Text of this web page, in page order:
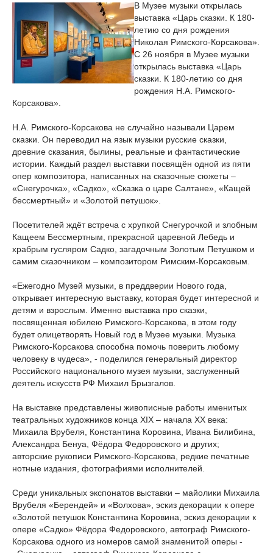
В Музее музыки открылась
выставка «Царь сказки. К 180-
летию со дня рождения
Николая Римского-Корсакова».
С 26 ноября в Музее музыки
открылась выставка «Царь
сказки. К 180-летию со дня
рождения Н.А. Римского-
Корсакова».
Н.А. Римского-Корсакова не случайно называли Царем
сказки. Он переводил на язык музыки русские сказки,
древние сказания, былины, реальные и фантастические
истории. Каждый раздел выставки посвящён одной из пяти
опер композитора, написанных на сказочные сюжеты –
«Снегурочка», «Садко», «Сказка о царе Салтане», «Кащей
бессмертный» и «Золотой петушок».
Посетителей ждёт встреча с хрупкой Снегурочкой и злобным
Кащеем Бессмертным, прекрасной царевной Лебедь и
храбрым гусляром Садко, загадочным Золотым Петушком и
самим сказочником – композитором Римским-Корсаковым.
«Ежегодно Музей музыки, в преддверии Нового года,
открывает интересную выставку, которая будет интересной и
детям и взрослым. Именно выставка про сказки,
посвященная юбилею Римского-Корсакова, в этом году
будет олицетворять Новый год в Музее музыки. Музыка
Римского-Корсакова способна помочь поверить любому
человеку в чудеса», - поделился генеральный директор
Российского национального музея музыки, заслуженный
деятель искусств РФ Михаил Брызгалов.
На выставке представлены живописные работы именитых
театральных художников конца XIX – начала XX века:
Михаила Врубеля, Константина Коровина, Ивана Билибина,
Александра Бенуа, Фёдора Федоровского и других;
авторские рукописи Римского-Корсакова, редкие печатные
нотные издания, фотографиями исполнителей.
Среди уникальных экспонатов выставки – майолики Михаила
Врубеля «Берендей» и «Волхова», эскиз декорации к опере
«Золотой петушок Константина Коровина, эскиз декорации к
опере «Садко» Фёдора Федоровского, автограф Римского-
Корсакова одного из номеров самой знаменитой оперы -